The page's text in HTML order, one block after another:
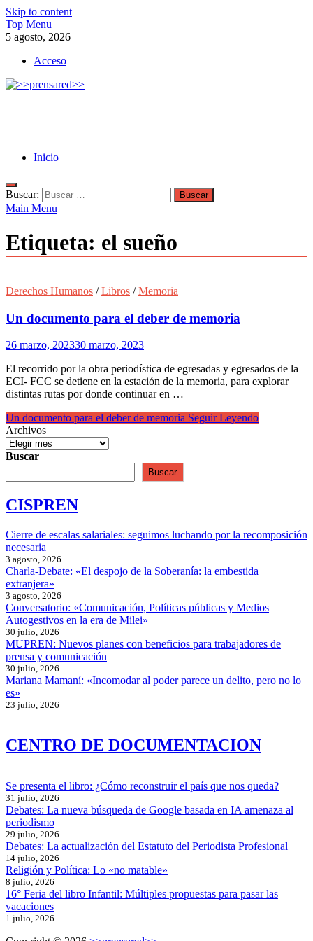
Skip to content
Top Menu
5 agosto, 2026
Acceso
Inicio
Buscar:
Main Menu
Etiqueta: el sueño
Derechos Humanos /Libros /Memoria
Un documento para el deber de memoria
26 marzo, 202330 marzo, 2023
El recorrido por la obra periodística de egresadas y egresados de la
ECI- FCC se detiene en la estación de la memoria, para explorar
distintas rutas por donde continuar en …
Un documento para el deber de memoria Seguir Leyendo
Archivos
Buscar
Buscar
CISPREN
Cierre de escalas salariales: seguimos luchando por la recomposición
necesaria
3 agosto, 2026
Charla-Debate: «El despojo de la Soberanía: la embestida
extranjera»
3 agosto, 2026
Conversatorio: «Comunicación, Políticas públicas y Medios
Autogestivos en la era de Milei»
30 julio, 2026
MUPREN: Nuevos planes con beneficios para trabajadores de
prensa y comunicación
30 julio, 2026
Mariana Mamaní: «Incomodar al poder parece un delito, pero no lo
es»
23 julio, 2026
CENTRO DE DOCUMENTACION
Se presenta el libro: ¿Cómo reconstruir el país que nos queda?
31 julio, 2026
Debates: La nueva búsqueda de Google basada en IA amenaza al
periodismo
29 julio, 2026
Debates: La actualización del Estatuto del Periodista Profesional
14 julio, 2026
Religión y Política: Lo «no matable»
8 julio, 2026
16° Feria del libro Infantil: Múltiples propuestas para pasar las
vacaciones
1 julio, 2026